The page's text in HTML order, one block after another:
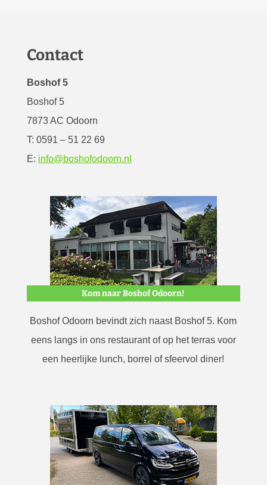
Contact
Boshof 5
Boshof 5
7873 AC Odoorn
T: 0591 – 51 22 69
E: info@boshofodoorn.nl
Kom naar Boshof Odoorn!
Boshof Odoorn bevindt zich naast Boshof 5. Kom
eens langs in ons restaurant of op het terras voor
een heerlijke lunch, borrel of sfeervol diner!